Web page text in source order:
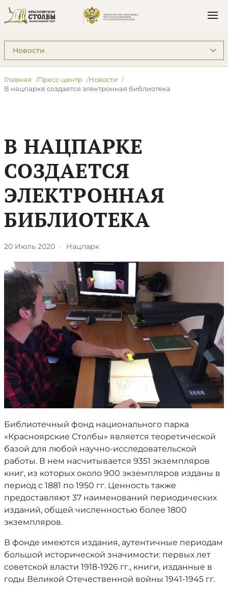
Подразделы: Пресс-центр
Главная Пресс-центр
Новости
В нацпарке создается электронная библиотека
В НАЦПАРКЕ
СОЗДАЕТСЯ
ЭЛЕКТРОННАЯ
БИБЛИОТЕКА
20 Июль 2020 · Нацпарк
Библиотечный фонд национального парка
«Красноярские Столбы» является теоретической
базой для любой научно-исследовательской
работы. В нем насчитывается 9351 экземпляров
книг, из которых около 900 экземпляров изданы в
период с 1881 по 1950 гг. Ценность также
предоставляют 37 наименований периодических
изданий, общей численностью более 1800
экземпляров.
В фонде имеются издания, аутентичные периодам
большой исторической значимости: первых лет
советской власти 1918-1926 гг., книги, изданные в
годы Великой Отечественной войны 1941-1945 гг.